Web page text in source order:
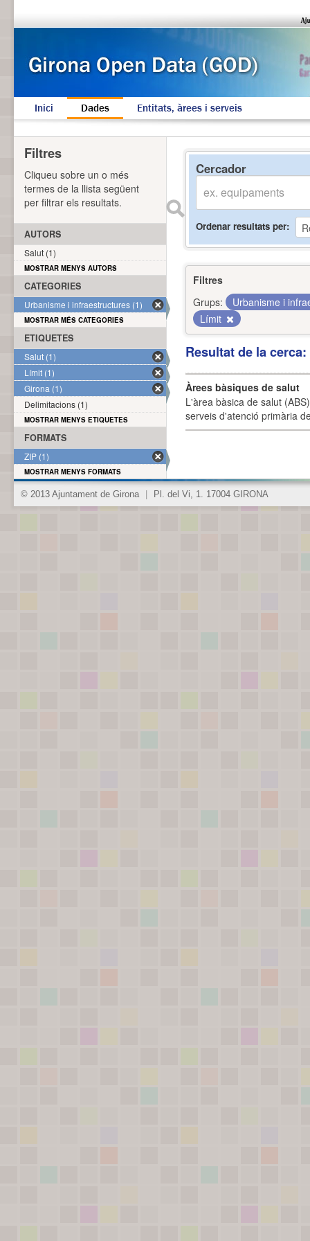
Inici Dades Entitats, àrees i serveis
Cercador
Ordenar resultats per
Filtres
Grups:
Urbanisme i
Límit
Resultat de la
Àrees bàsiques de salut
L'àrea bàsica de salut
serveis d'atenció primària
Filtres
Cliqueu sobre un o més
termes de la llista següent
per filtrar els resultats.
AUTORS
Salut (1)
MOSTRAR MENYS AUTORS
CATEGORIES
Urbanisme i infraestructures (1)
MOSTRAR MÉS CATEGORIES
ETIQUETES
Salut (1)
Límit (1)
Girona (1)
Delimitacions (1)
MOSTRAR MENYS ETIQUETES
FORMATS
ZIP (1)
MOSTRAR MENYS FORMATS
© 2013 Ajuntament de Girona Pl. del Vi, 1. 17004 GIRONA